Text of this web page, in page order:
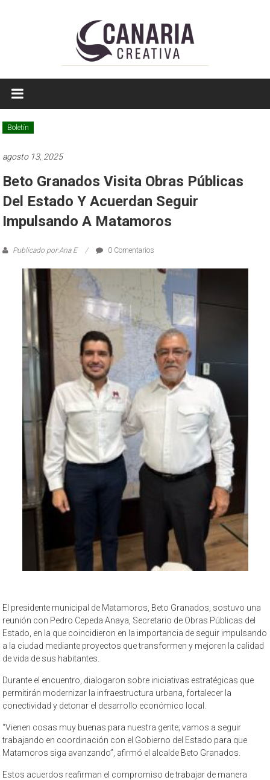
EL
EDITOR
DE
TAMAULIPAS
Boletín
agosto 13, 2025
Beto Granados Visita Obras Públicas
Del Estado Y Acuerdan Seguir
Impulsando A Matamoros
Publicado por:Ana E 0 Comentarios
El presidente municipal de Matamoros, Beto Granados, sostuvo una
reunión con Pedro Cepeda Anaya, Secretario de Obras Públicas del
Estado, en la que coincidieron en la importancia de seguir impulsando
a la ciudad mediante proyectos que transformen y mejoren la calidad
de vida de sus habitantes.
Durante el encuentro, dialogaron sobre iniciativas estratégicas que
permitirán modernizar la infraestructura urbana, fortalecer la
conectividad y detonar el desarrollo económico local.
“Vienen cosas muy buenas para nuestra gente; vamos a seguir
trabajando en coordinación con el Gobierno del Estado para que
Matamoros siga avanzando”, afirmó el alcalde Beto Granados.
Estos acuerdos reafirman el compromiso de trabajar de manera